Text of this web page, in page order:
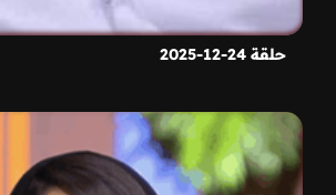
حلقة 24-12-2025